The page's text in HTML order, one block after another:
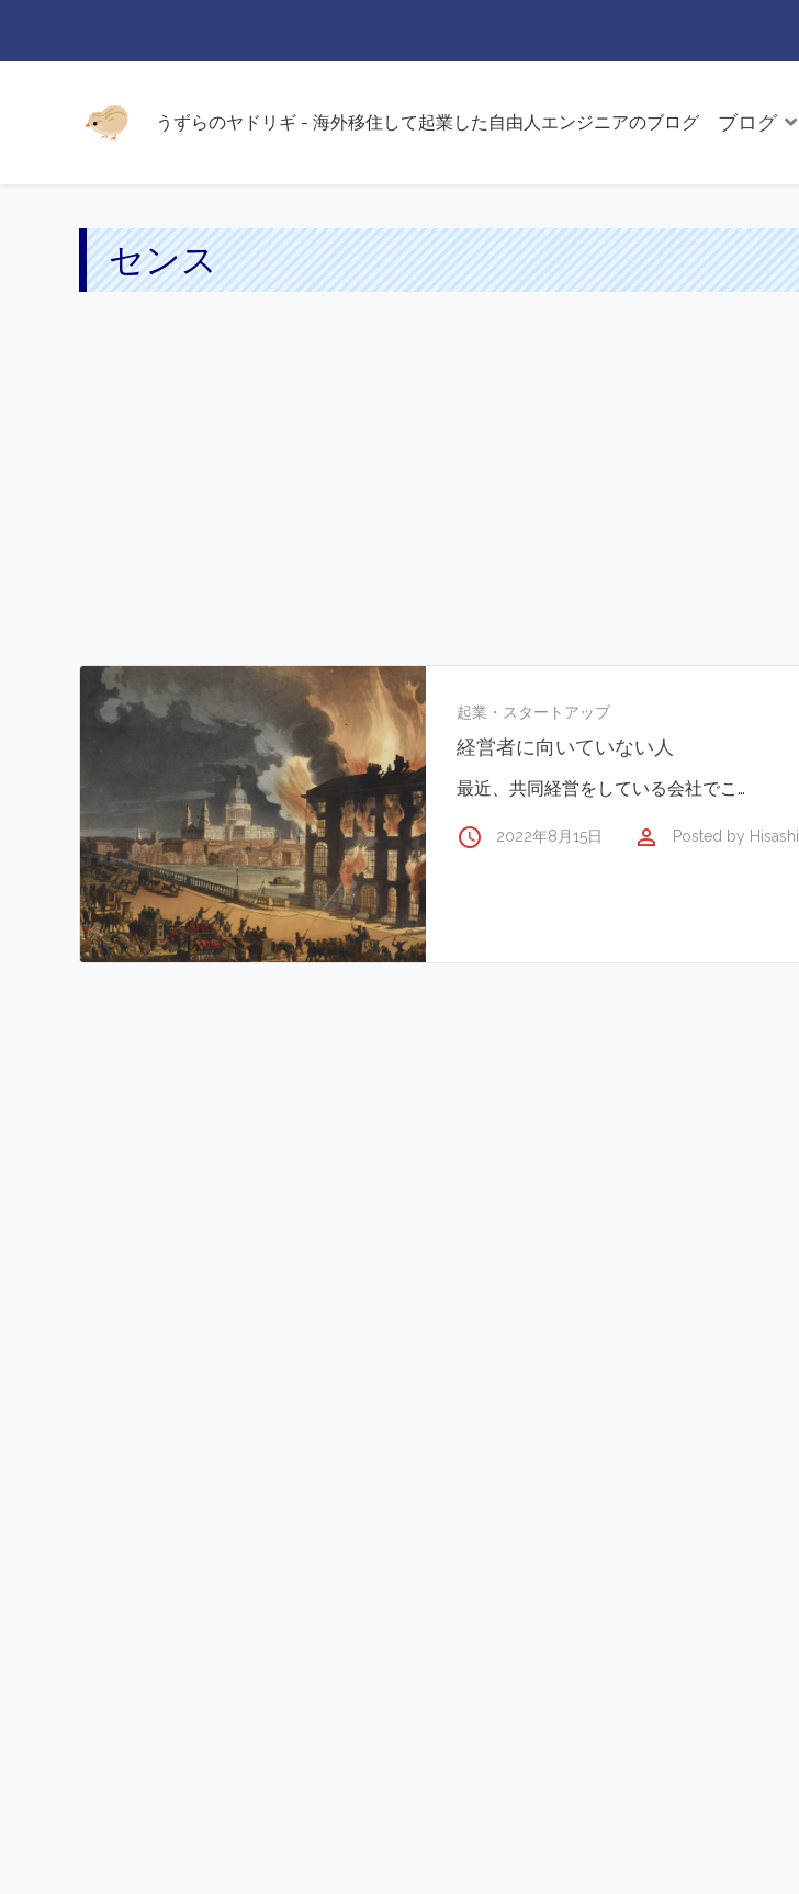
うずらのヤドリギ - 海外移住して起業した自由人エンジニアのブログ ブログ
センス
起業・スタートアップ
経営者に向いていない人
最近、共同経営をしている会社でこ…
access_time 2022年8月15日 perm_identity Posted by Hisashi